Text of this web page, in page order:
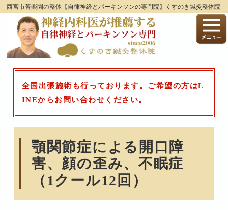
西宮市苦楽園の整体【自律神経とパーキンソンの専門院】くすのき鍼灸整体院
全国出張施術も行っております。ご希望の方はL
INEからお問い合わせください。
顎関節症による開口障
害、顔の歪み、不眠症
（1クール12回）